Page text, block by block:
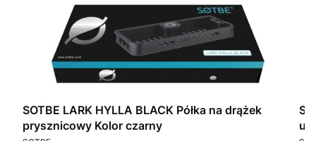
SOTBE LARK HYLLA BLACK Półka na drążek
prysznicowy Kolor czarny
PRODUCENT
SOTBE